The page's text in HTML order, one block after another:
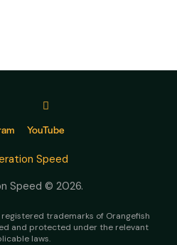
Speed © 2026.
YouTube
trademarks of Orangefish
and protected under the relevant
laws.